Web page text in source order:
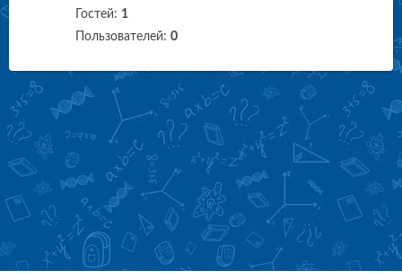
Гостей: 1
Пользователей: 0